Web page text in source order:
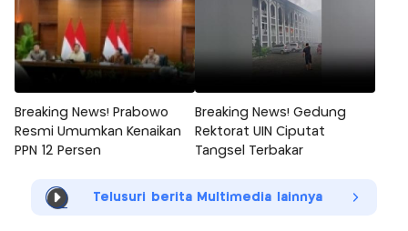
Breaking News! Prabowo
Resmi Umumkan Kenaikan
PPN 12 Persen
Breaking News! Gedung
Rektorat UIN Ciputat
Tangsel Terbakar
Telusuri berita Multimedia lainnya